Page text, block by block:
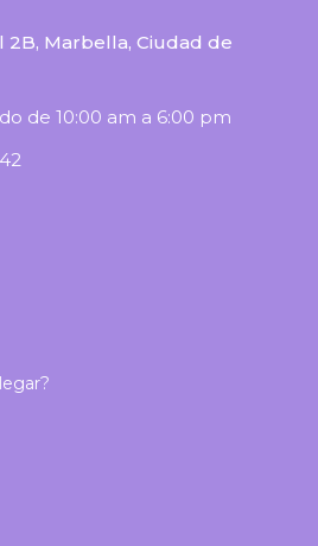
2B, Marbella, Ciudad de
de 10:00 am a 6:00 pm